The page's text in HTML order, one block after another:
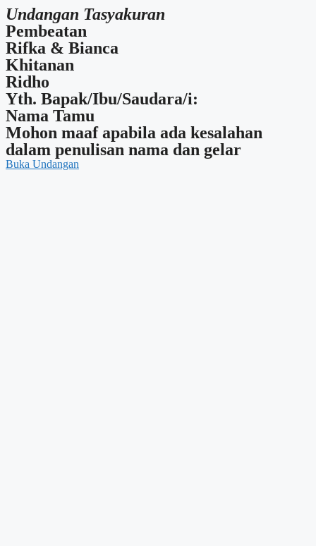
Undangan Tasyakuran
Pembeatan
Rifka & Bianca
Khitanan
Ridho
Yth. Bapak/Ibu/Saudara/i:
Nama Tamu
Mohon maaf apabila ada kesalahan
dalam penulisan nama dan gelar
Buka Undangan